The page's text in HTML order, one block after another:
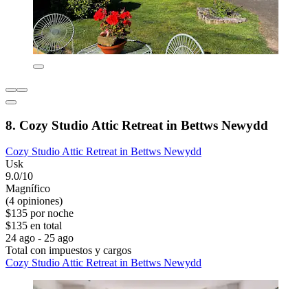
8. Cozy Studio Attic Retreat in Bettws Newydd
Cozy Studio Attic Retreat in Bettws Newydd
Usk
9.0/10
Magnífico
(4 opiniones)
$135 por noche
$135 en total
24 ago - 25 ago
Total con impuestos y cargos
Cozy Studio Attic Retreat in Bettws Newydd